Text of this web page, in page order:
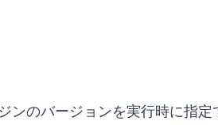
のバージョンを実行時に指